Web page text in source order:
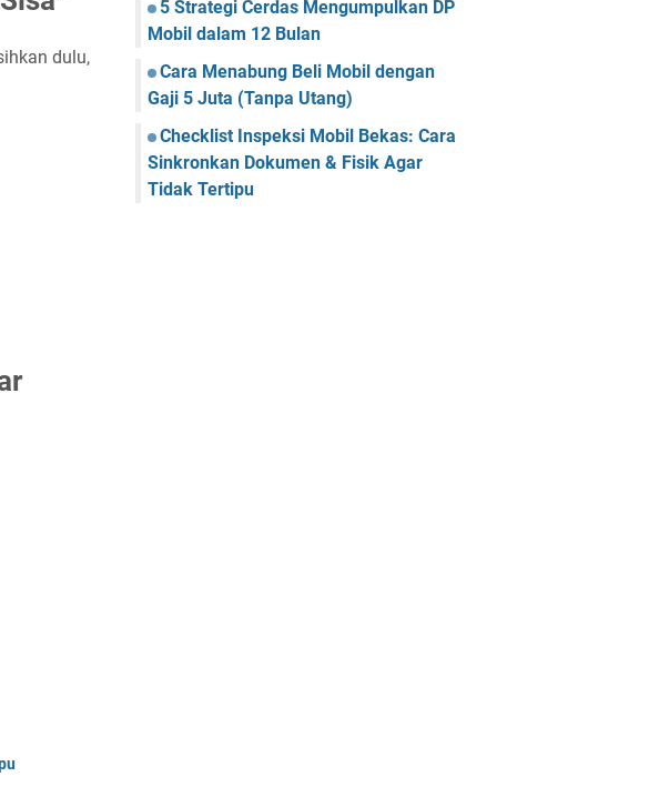
dulu,
5 Strategi Cerdas Mengumpulkan DP
Mobil dalam 12 Bulan
Cara Menabung Beli Mobil dengan
Gaji 5 Juta (Tanpa Utang)
Checklist Inspeksi Mobil Bekas: Cara
Sinkronkan Dokumen & Fisik Agar
Tidak Tertipu